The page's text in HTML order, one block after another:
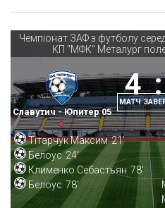
Чемпіонат ЗАФ з футболу
КП "МФК" Металург поле
Славутич - Юпитер 05
4 :
МАТЧ
Тітарчук Максим 21'
Белоус 24'
Клименко Себастьян 78'
Белоус 78'